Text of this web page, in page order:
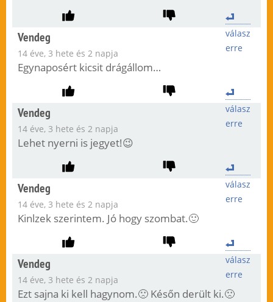
válasz
erre
Vendeg
14 éve, 3 hete és 2 napja
Egynaposért kicsit drágállom…
válasz
erre
Vendeg
14 éve, 3 hete és 2 napja
Lehet nyerni is jegyet!😉
válasz
erre
Vendeg
14 éve, 3 hete és 2 napja
Kinlzek szerintem. Jó hogy szombat.🙂
válasz
erre
Vendeg
14 éve, 3 hete és 2 napja
Ezt sajna ki kell hagynom.🙁 Későn derült ki.🙁